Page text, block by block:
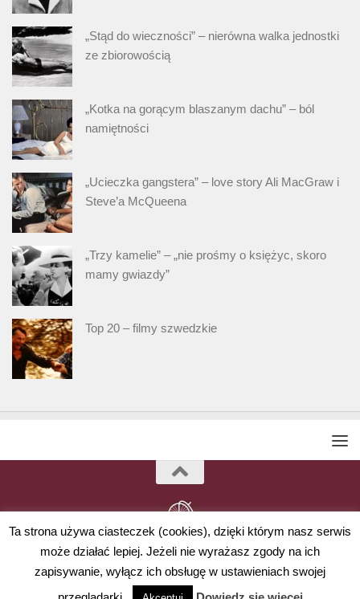
„Stąd do wieczności” – nierówna walka jednostki
ze zbiorowością
„Kotka na gorącym blaszanym dachu” – ból
namiętności
„Ucieczka gangstera” – love story Ali MacGraw i
Steve’a McQueena
„Trzy kamelie” – „nie prośmy o księżyc, skoro
mamy gwiazdy”
Top 20 – filmy szwedzkie
Powered by - Designed with Hueman Pro
Ta strona używa ciasteczek (cookies), dzięki którym nasz serwis
może działać lepiej. Jeżeli nie wyrażasz zgody na ich
zapisywanie, wyłącz ich obsługę w ustawieniach swojej